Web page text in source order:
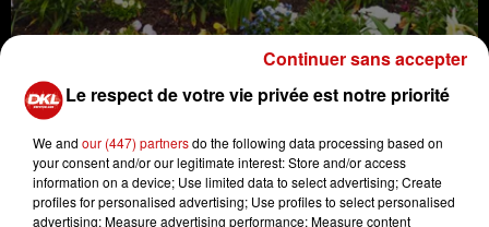
Matinée citoyenne : Nettoyage de printemps le samedi 6
avril à Niederbronn-les-Bains
Crédit :
Matinée citoyenne : Nettoyage de printemps le
samedi 6 avril à Niederbronn-les-Bains
Le respect de votre vie privée est notre priorité
We and our (447) partnersdo the following data processing based on
your consent and/or our legitimate interest: Store and/or access
information on a device; Use limited data to select advertising; Create
profiles for personalised advertising; Use profiles to select personalised
advertising; Measure advertising performance; Measure content
Continuer sans accepter